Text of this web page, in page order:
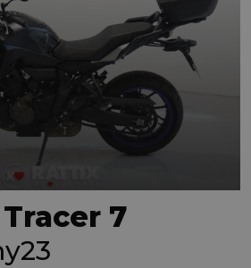
7